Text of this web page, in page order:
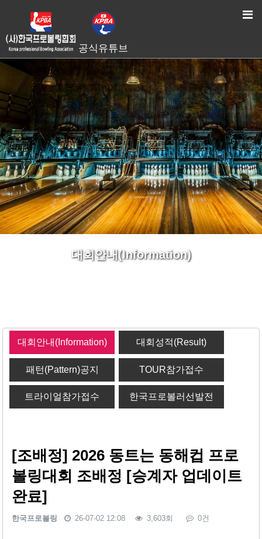
공식유튜브
대회안내(Information)
대회안내(Information) 대회성적(Result)
패턴(Pattern)공지 TOUR참가접수
트라이얼참가접수 한국프로볼러선발전
[조배정] 2026 동트는 동해컵 프로
볼링대회 조배정 [승계자 업데이트
완료]
한국프로볼링 26-07-02 12:08 3,603회 0건